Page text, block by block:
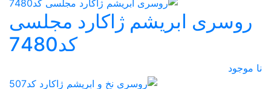
روسری ابریشم ژاکارد مجلسی
کد7480
نا موجود